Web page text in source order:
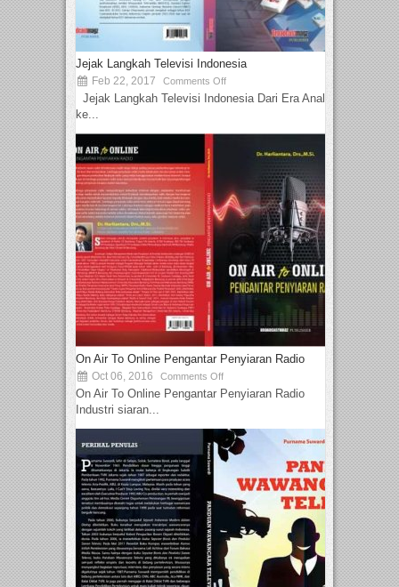
Jejak Langkah Televisi Indonesia
Feb 22, 2017 Comments Off
Jejak Langkah Televisi Indonesia Dari Era Analog
ke...
On Air To Online Pengantar Penyiaran Radio
Oct 06, 2016 Comments Off
On Air To Online Pengantar Penyiaran Radio
Industri siaran...